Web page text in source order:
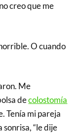
creo que me
O cuando
Me
decolostomía
Tenía mi pareja
sonrisa, “le dije